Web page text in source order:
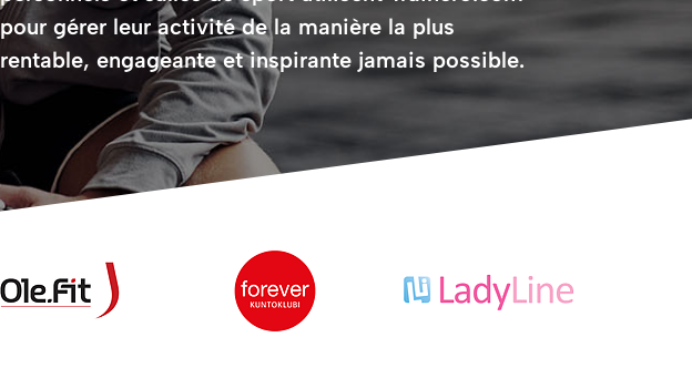
pour gérer leur activité de la manière la plus
rentable, engageante et inspirante jamais possible.